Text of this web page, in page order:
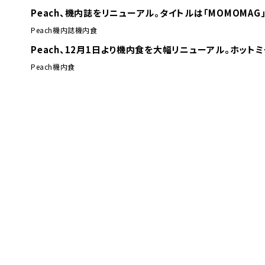
Peach、機内誌をリニューアル。タイトルは「MOMOMAG」
Peach機内誌機内食
Peach、12月1日より機内食を大幅リニューアル。ホットミ
Peach機内食